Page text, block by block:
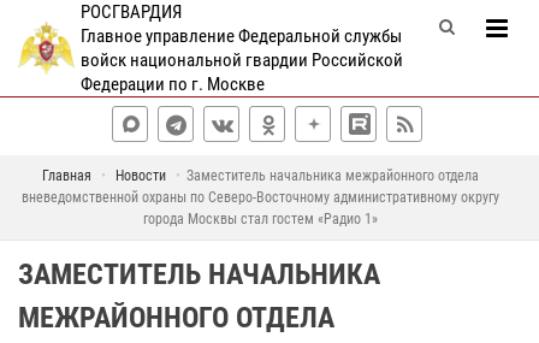
РОСГВАРДИЯ
Главное управление Федеральной службы
войск национальной гвардии Российской
Федерации по г. Москве
Главная Новости
Заместитель начальника межрайонного отдела
вневедомственной охраны по Северо-Восточному административному округу
города Москвы стал гостем «Радио 1»
ЗАМЕСТИТЕЛЬ НАЧАЛЬНИКА
МЕЖРАЙОННОГО ОТДЕЛА